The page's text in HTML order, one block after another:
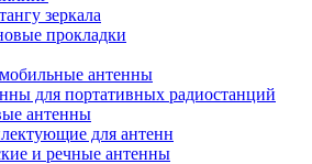
зеркала
прокладки
антенны
для портативных радиостанций
антенны
для антенн
и речные антенны